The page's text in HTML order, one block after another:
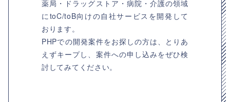
薬局・ドラッグストア・病院・介護の領域
にtoC/toB向けの自社サービスを開発して
おります。
PHPでの開発案件をお探しの方は、とりあ
えずキープし、案件への申し込みをぜひ検
討してみてください。